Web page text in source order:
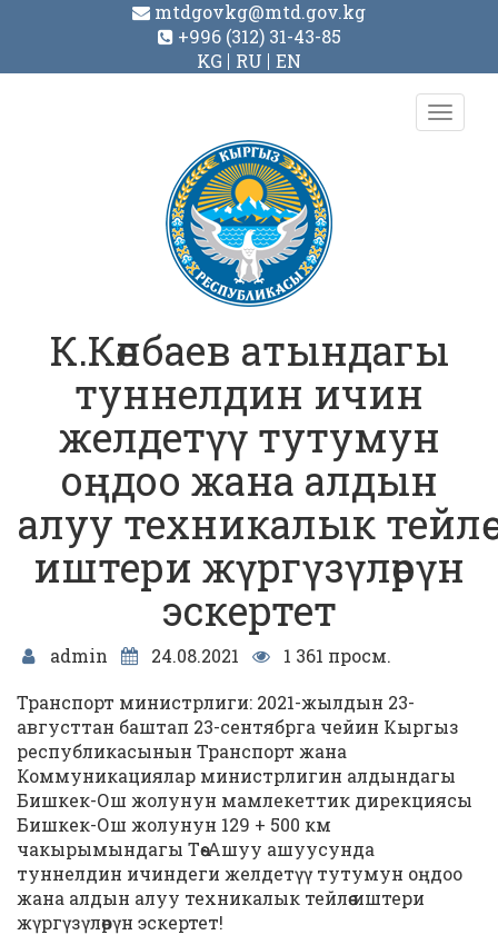
mtdgovkg@mtd.gov.kg
+996 (312) 31-43-85
KG
RU EN
Toggle
К.Көлбаев атындагы
туннелдин ичин
желдетүү тутумун
оңдоо жана алдын
алуу техникалык тейлөө
иштери жүргүзүлөрүн
эскертет
admin 24.08.2021
1 361 просм.
Транспорт министрлиги: 2021-жылдын 23-
августтан баштап 23-сентябрга чейин Кыргыз
республикасынын Транспорт жана
Коммуникациялар министрлигин алдындагы
Бишкек-Ош жолунун мамлекеттик дирекциясы
Бишкек-Ош жолунун 129 + 500 км
чакырымындагы Төө-Ашуу ашуусунда
туннелдин ичиндеги желдетүү тутумун оңдоо
жана алдын алуу техникалык тейлөө иштери
жүргүзүлөрүн эскертет!